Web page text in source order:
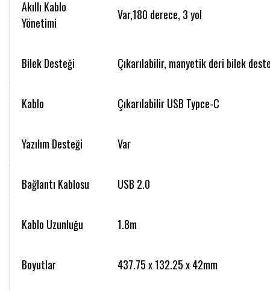
Akıllı Kablo
Yönetimi
Var,180 derece, 3 yol
Bilek Desteği Çıkarılabilir, manyetik deri bilek
Kablo Çıkarılabilir USB Typce-C
Yazılım Desteği Var
Bağlantı Kablosu USB 2.0
Kablo Uzunluğu 1.8m
Boyutlar 437.75 x 132.25 x 42mm